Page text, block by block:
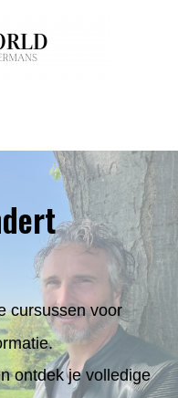
cursussen voor
ontdek je volledige